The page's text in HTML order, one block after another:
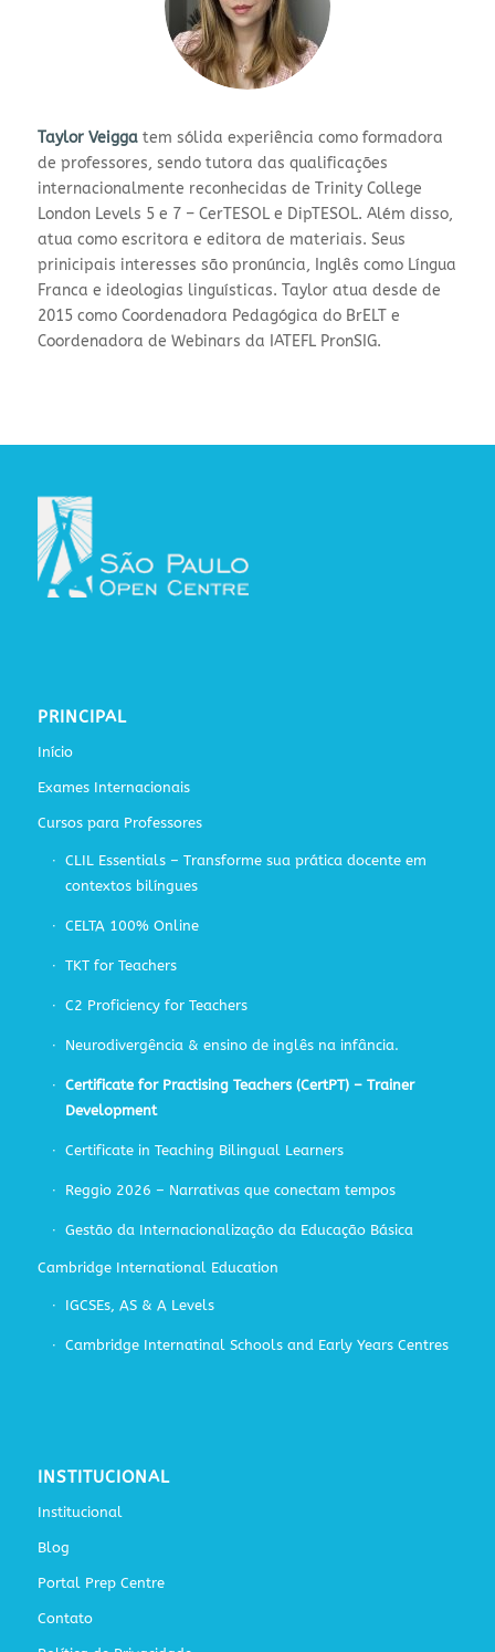
Taylor Veiggatem sólida experiência como formadora
de professores, sendo tutora das qualificações
internacionalmente reconhecidas de Trinity College
London Levels 5 e 7 – CerTESOL e DipTESOL. Além disso,
atua como escritora e editora de materiais. Seus
prinicipais interesses são pronúncia, Inglês como Língua
Franca e ideologias linguísticas. Taylor atua desde de
2015 como Coordenadora Pedagógica do BrELT e
Coordenadora de Webinars da IATEFL PronSIG.
PRINCIPAL
Início
Exames Internacionais
Cursos para Professores
CLIL Essentials – Transforme sua prática docente em
contextos bilíngues
CELTA 100% Online
TKT for Teachers
C2 Proficiency for Teachers
Neurodivergência & ensino de inglês na infância.
Certificate for Practising Teachers (CertPT) – Trainer
Development
Certificate in Teaching Bilingual Learners
Reggio 2026 – Narrativas que conectam tempos
Gestão da Internacionalização da Educação Básica
Cambridge International Education
IGCSEs, AS & A Levels
Cambridge Internatinal Schools and Early Years Centres
INSTITUCIONAL
Institucional
Blog
Portal Prep Centre
Contato